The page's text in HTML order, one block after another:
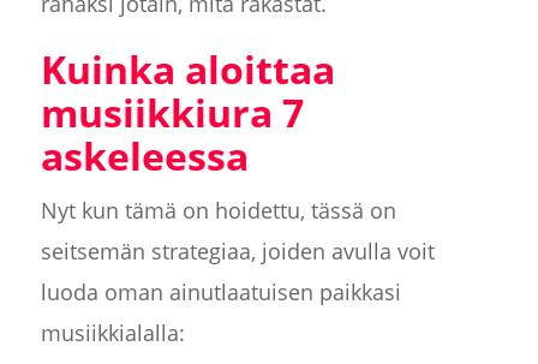
Kuinka aloittaa
musiikkiura 7
askeleessa
Nyt kun tämä on hoidettu, tässä on
seitsemän strategiaa, joiden avulla voit
luoda oman ainutlaatuisen paikkasi
musiikkialalla: